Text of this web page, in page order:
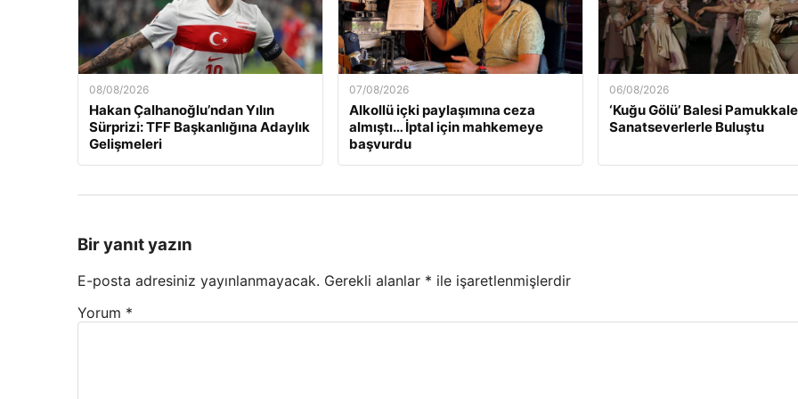
08/08/2026
Hakan Çalhanoğlu’ndan Yılın
Sürprizi: TFF Başkanlığına Adaylık
Gelişmeleri
07/08/2026
Alkollü içki paylaşımına ceza
almıştı… İptal için mahkemeye
başvurdu
06/08/2026
‘Kuğu Gölü’ Balesi
Sanatseverlerle Buluştu
Bir yanıt yazın
E-posta adresiniz yayınlanmayacak. Gerekli alanlar * ile işaretlenmişlerdir
Yorum *